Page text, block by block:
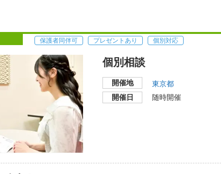
保護者同伴可 プレゼントあり 個別対応
個別相談
開催地
東京都
開催日
随時開催